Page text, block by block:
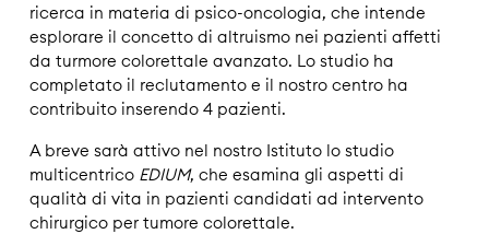
ricerca in materia di psico-oncologia, che intende
esplorare il concetto di altruismo nei pazienti affetti
da turmore colorettale avanzato. Lo studio ha
completato il reclutamento e il nostro centro ha
contribuito inserendo 4 pazienti.
A breve sarà attivo nel nostro Istituto lo studio
multicentrico EDIUM, che esamina gli aspetti di
qualità di vita in pazienti candidati ad intervento
chirurgico per tumore colorettale.